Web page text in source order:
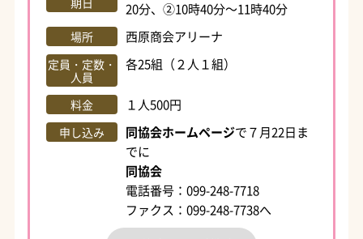
20分、②10時40分～11時40分
場所 西原商会アリーナ
定員・定数・
人員
各25組（２人１組）
料金 １人500円
申し込み 同協会ホームページで７月22日ま
でに
同協会
電話番号：099-248-7718
ファクス：099-248-7738へ